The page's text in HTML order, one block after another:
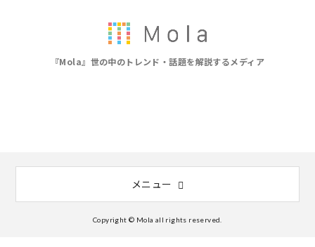
『Mola』世の中のトレンド・話題を解説するメディア
メニュー
Copyright © Mola all rights reserved.